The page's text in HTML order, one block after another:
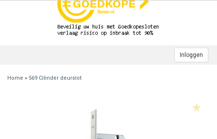
Inloggen
Home » 569 Cilinder deurslot